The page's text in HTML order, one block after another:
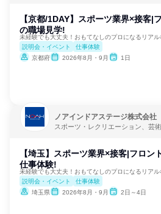
【京都/1DAY】スポーツ業界×接客|
の職場見学!
未経験でも大丈夫！おもてなしのプロになるリア
説明会・イベント
仕事体験
京都府
2026年8月・9月 1日
ノアインドアステージ株式会社
スポーツ・レクリエーション、芸
【埼玉】スポーツ業界×接客|フロン
仕事体験!
未経験でも大丈夫！おもてなしのプロになるリア
説明会・イベント
仕事体験
埼玉県
2026年8月・9月 2日～4日